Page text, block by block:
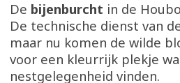
De bijenburcht in de
De technische dienst van
maar nu komen de wilde
voor een kleurrijk plekje
nestgelegenheid vinden.